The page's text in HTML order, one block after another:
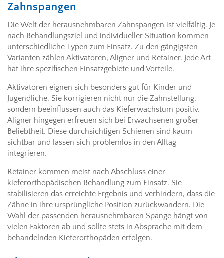
Zahnspangen
Die Welt der herausnehmbaren Zahnspangen ist vielfältig. Je
nach Behandlungsziel und individueller Situation kommen
unterschiedliche Typen zum Einsatz. Zu den gängigsten
Varianten zählen Aktivatoren, Aligner und Retainer. Jede Art
hat ihre spezifischen Einsatzgebiete und Vorteile.
Aktivatoren eignen sich besonders gut für Kinder und
Jugendliche. Sie korrigieren nicht nur die Zahnstellung,
sondern beeinflussen auch das Kieferwachstum positiv.
Aligner hingegen erfreuen sich bei Erwachsenen großer
Beliebtheit. Diese durchsichtigen Schienen sind kaum
sichtbar und lassen sich problemlos in den Alltag
integrieren.
Retainer kommen meist nach Abschluss einer
kieferorthopädischen Behandlung zum Einsatz. Sie
stabilisieren das erreichte Ergebnis und verhindern, dass die
Zähne in ihre ursprüngliche Position zurückwandern. Die
Wahl der passenden herausnehmbaren Spange hängt von
vielen Faktoren ab und sollte stets in Absprache mit dem
behandelnden Kieferorthopäden erfolgen.